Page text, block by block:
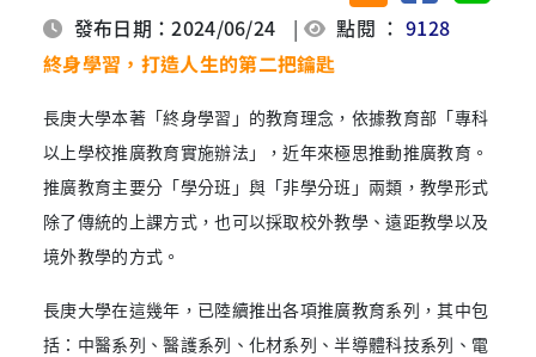
發布日期：2024/06/24 | 點閱 ：9128
終身學習，打造人生的第二把鑰匙
長庚大學本著「終身學習」的教育理念，依據教育部「專科
以上學校推廣教育實施辦法」，近年來極思推動推廣教育。
推廣教育主要分「學分班」與「非學分班」兩類，教學形式
除了傳統的上課方式，也可以採取校外教學、遠距教學以及
境外教學的方式。
長庚大學在這幾年，已陸續推出各項推廣教育系列，其中包
括：中醫系列、醫護系列、化材系列、半導體科技系列、電